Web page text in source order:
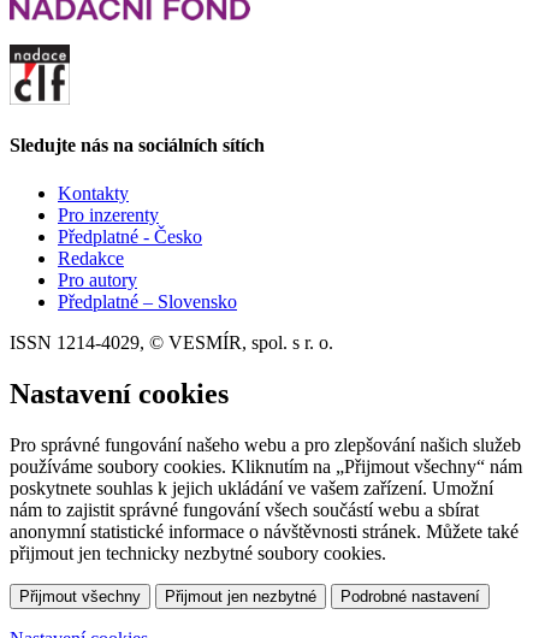
Sledujte nás na sociálních sítích
Kontakty
Pro inzerenty
Předplatné - Česko
Redakce
Pro autory
Předplatné – Slovensko
ISSN 1214-4029, © VESMÍR, spol. s r. o.
Nastavení cookies
Pro správné fungování našeho webu a pro zlepšování našich služeb
používáme soubory cookies. Kliknutím na „Přijmout všechny“ nám
poskytnete souhlas k jejich ukládání ve vašem zařízení. Umožní
nám to zajistit správné fungování všech součástí webu a sbírat
anonymní statistické informace o návštěvnosti stránek. Můžete také
přijmout jen technicky nezbytné soubory cookies.
Přijmout všechny Přijmout jen nezbytné Podrobné nastavení